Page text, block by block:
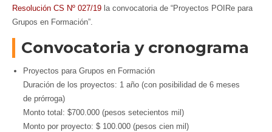
Resolución CS Nº 027/19 la convocatoria de “Proyectos POIRe para
Grupos en Formación”.
Convocatoria y cronograma
Proyectos para Grupos en Formación
Duración de los proyectos: 1 año (con posibilidad de 6 meses
de prórroga)
Monto total: $700.000 (pesos setecientos mil)
Monto por proyecto: $ 100.000 (pesos cien mil)